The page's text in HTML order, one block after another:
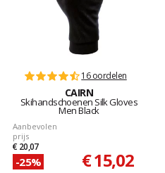
16 oordelen
CAIRN
Skihandschoenen Silk Gloves
Men Black
Aanbevolen
prijs
€ 20,07
-25% € 15,02